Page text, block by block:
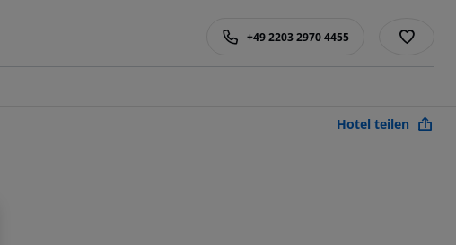
+49 2203 2970 4455
Hotel teilen